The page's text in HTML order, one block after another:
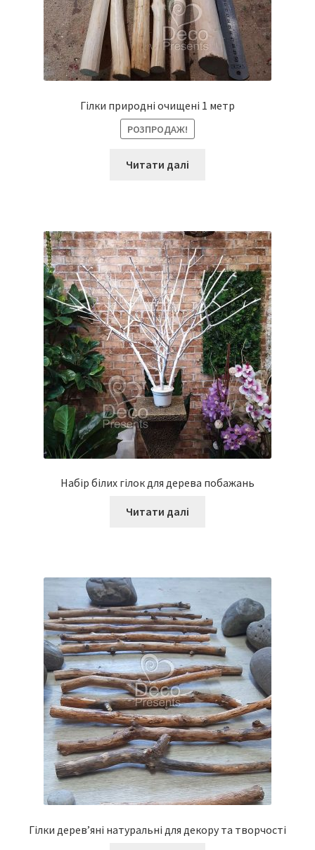
Гілки природні очищені 1 метр
РОЗПРОДАЖ!
Читати далі
Набір білих гілок для дерева побажань
Читати далі
Гілки дерев’яні натуральні для декору та творчості